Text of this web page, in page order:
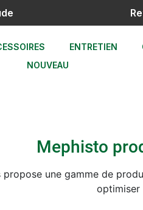
ENTRETIEN
NOUVEAU
Mephisto
une gamme de